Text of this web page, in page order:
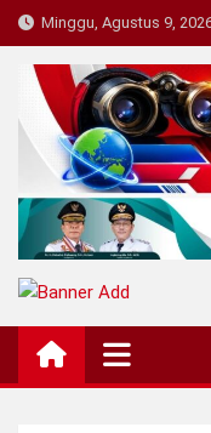
Skip
to
content
Minggu, Agustus 9,
Teropong
Beranda Informasi